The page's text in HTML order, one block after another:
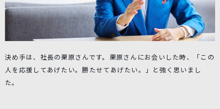
決め手は、社長の栗原さんです。栗原さんにお会いした時、「この
人を応援してあげたい。勝たせてあげたい。」と強く思いまし
た。